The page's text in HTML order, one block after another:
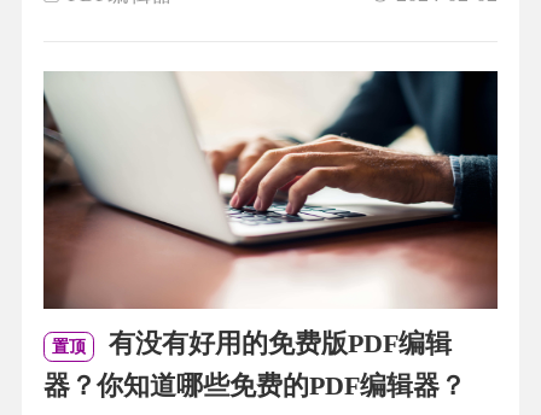
置顶
有没有好用的免费版PDF编辑
器？你知道哪些免费的PDF编辑器？